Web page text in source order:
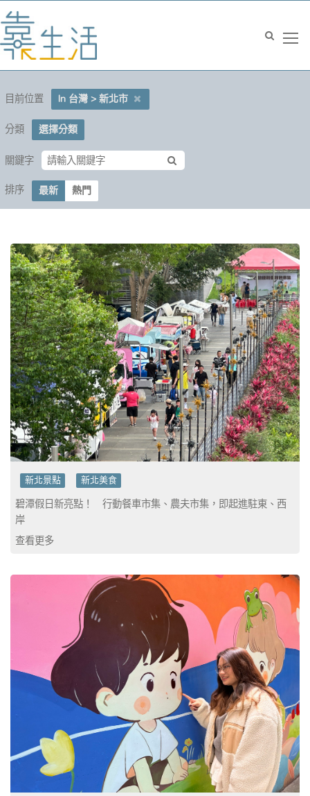
目前位置 In 台灣 > 新北市
分類 選擇分類
關鍵字
排序 最新 熱門
新北景點 新北美食
碧潭假日新亮點！ 行動餐車市集、農夫市集，即起進駐東、西
岸
查看更多